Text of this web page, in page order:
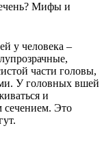
Мифы и
у человека –
части головы,
У головных вшей
и
сечением. Это